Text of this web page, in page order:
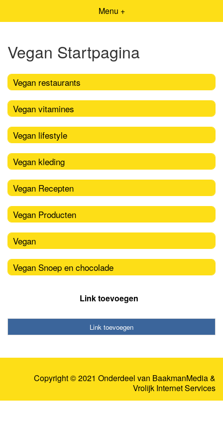
Menu +
Vegan Startpagina
Vegan restaurants
Vegan vitamines
Vegan lifestyle
Vegan kleding
Vegan Recepten
Vegan Producten
Vegan
Vegan Snoep en chocolade
Link toevoegen
Link toevoegen
Copyright © 2021 Onderdeel van BaakmanMedia&
Vrolijk Internet Services